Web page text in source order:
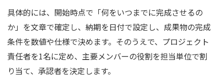
具体的には、開始時点で「何をいつまでに完成させるの
か」を文章で確定し、納期を日付で設定し、成果物の完成
条件を数値や仕様で決めます。そのうえで、プロジェクト
責任者を1名に定め、主要メンバーの役割を担当単位で割
り当て、承認者を決定します。